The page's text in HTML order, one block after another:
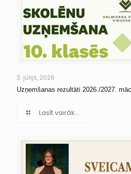
3. jūlijs, 2026
Uzņemšanas rezultāti 2026./2027.
Lasīt vairāk...